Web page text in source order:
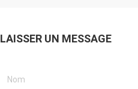
LAISSER UN MESSAGE